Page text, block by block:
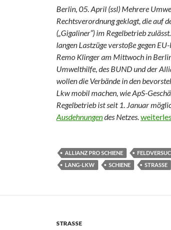
Berlin, 05. April (ssl) Mehrere
Rechtsverordnung geklagt, die auf
(„Gigaliner“) im Regelbetrieb
langen Lastzüge verstoße gegen
Remo Klinger am Mittwoch in
Umwelthilfe, des BUND und der
wollen die Verbände in den
Lkw mobil machen, wie ApS-
Regelbetrieb ist seit 1. Januar
Ausdehnungendes Netzes.
ALLIANZ PRO SCHIENE
LANG-LKW
SCHIENE STRASSE
STRASSE